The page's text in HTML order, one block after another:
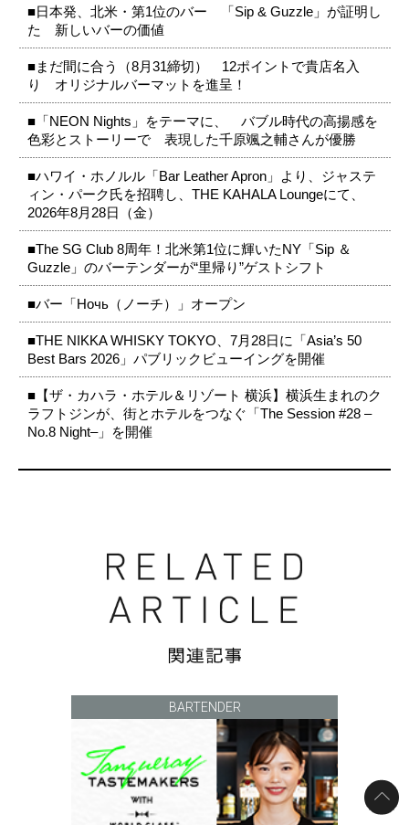
■日本発、北米・第1位のバー 「Sip & Guzzle」が証明し
た 新しいバーの価値
■まだ間に合う（8月31締切） 12ポイントで貴店名入
り オリジナルバーマットを進呈！
■「NEON Nights」をテーマに、 バブル時代の高揚感を
色彩とストーリーで 表現した千原颯之輔さんが優勝
■ハワイ・ホノルル「Bar Leather Apron」より、ジャステ
ィン・パーク氏を招聘し、THE KAHALA Loungeにて、
2026年8月28日（金）
■The SG Club 8周年！北米第1位に輝いたNY「Sip ＆
Guzzle」のバーテンダーが“里帰り”ゲストシフト
■バー「Ночь（ノーチ）」オープン
■THE NIKKA WHISKY TOKYO、7月28日に「Asia’s 50
Best Bars 2026」パブリックビューイングを開催
■【ザ・カハラ・ホテル＆リゾート 横浜】横浜生まれのク
ラフトジンが、街とホテルをつなぐ「The Session #28 –
No.8 Night–」を開催
BARTENDER